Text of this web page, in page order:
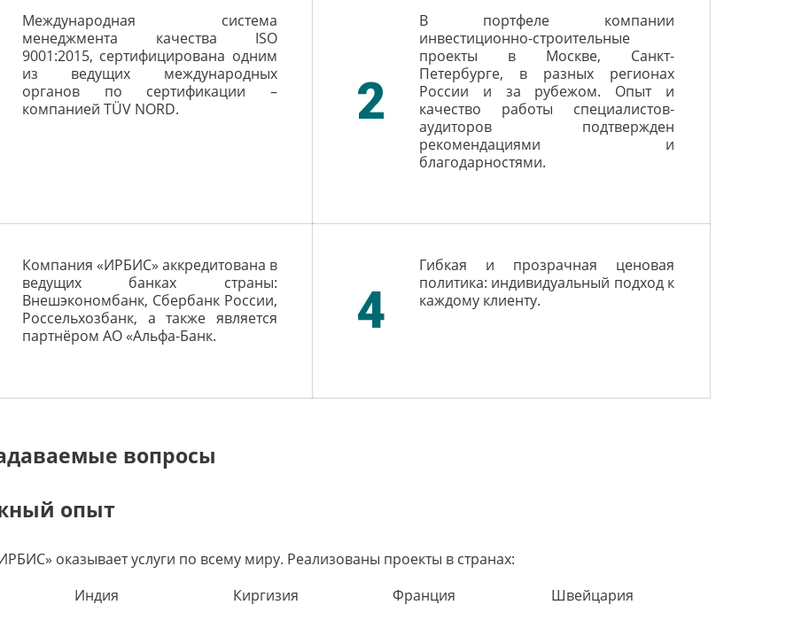
Международная система
менеджмента качества ISO
9001:2015, сертифицирована одним
из ведущих международных
органов по сертификации –
компанией TÜV NORD.
2
В портфеле компании
инвестиционно-строительные
проекты в Москве, Санкт-
Петербурге, в разных регионах
России и за рубежом. Опыт и
качество работы специалистов-
аудиторов подтвержден
рекомендациями и
благодарностями.
Компания «ИРБИС» аккредитована в
ведущих банках страны:
Внешэкономбанк, Сбербанк России,
Россельхозбанк, а также является
партнёром АО «Альфа-Банк.
4
Гибкая и прозрачная ценовая
политика: индивидуальный подход к
каждому клиенту.
вопросы
опыт
оказывает услуги по всему миру. Реализованы проекты в странах:
Индия Киргизия Франция Швейцария